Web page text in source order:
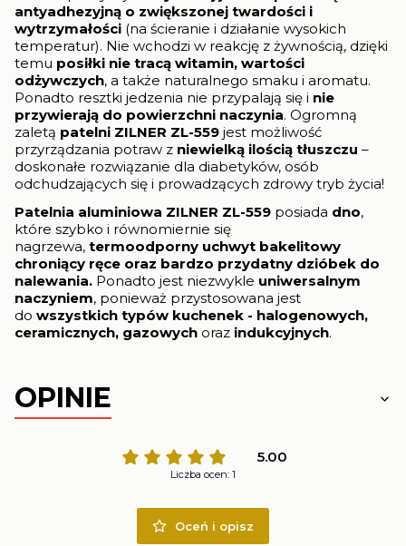
antyadhezyjną o zwiększonej twardości i
wytrzymałości (na ścieranie i działanie wysokich
temperatur). Nie wchodzi w reakcję z żywnością, dzięki
temu posiłki nie tracą witamin, wartości
odżywczych, a także naturalnego smaku i aromatu.
Ponadto resztki jedzenia nie przypalają się i nie
przywierają do powierzchni naczynia. Ogromną
zaletą patelni ZILNER ZL-559 jest możliwość
przyrządzania potraw z niewielką ilością tłuszczu –
doskonałe rozwiązanie dla diabetyków, osób
odchudzających się i prowadzących zdrowy tryb życia!
Patelnia aluminiowa ZILNER ZL-559 posiada dno,
które szybko i równomiernie się
nagrzewa, termoodporny uchwyt bakelitowy
chroniący ręce oraz bardzo przydatny dzióbek do
nalewania. Ponadto jest niezwykle uniwersalnym
naczyniem, ponieważ przystosowana jest
do wszystkich typów kuchenek - halogenowych,
ceramicznych, gazowych oraz indukcyjnych.
OPINIE
5.00
Liczba ocen: 1
Oceń i opisz